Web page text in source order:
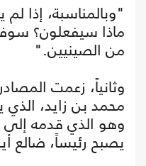
"وبالمناسبة، إذا
ماذا سيفعلون؟
من الصينيين."
وثانياً، زعمت
محمد بن زايد،
وهو الذي قدمه
يصبح رئيساً، ضالع